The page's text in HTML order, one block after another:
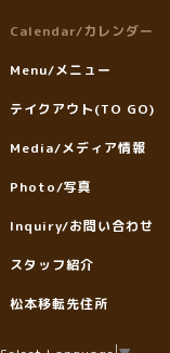
Calendar/カレンダー
Menu/メニュー
テイクアウト(TO GO)
Media/メディア情報
Photo/写真
Inquiry/お問い合わせ
スタッフ紹介
松本移転先住所